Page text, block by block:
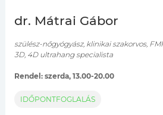
dr. Mátrai Gábor
szülész-nőgyógyász, klinikai szakorvos,
3D, 4D ultrahang specialista
Rendel: szerda, 13.00-20.00
IDŐPONTFOGLALÁS